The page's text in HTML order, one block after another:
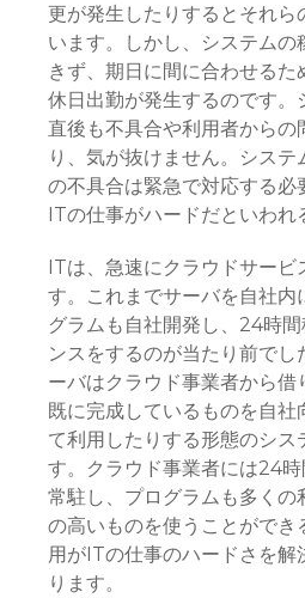
更が発生したりするとそれら
います。しかし、システム
きず、期日に間に合わせる
休日出勤が発生するのです。
直後も不具合や利用者からの
り、気が抜けません。システ
の不具合は緊急で対応する必
ITの仕事がハードだといわれ
ITは、急速にクラウドサービ
す。これまでサーバを自社内
グラムも自社開発し、24時
ンスをするのが当たり前で
ーバはクラウド事業者から
既に完成しているものを自社
て利用したりする形態のシス
す。クラウド事業者には24
常駐し、プログラムも多くの
の高いものを使うことができ
用がITの仕事のハードさを解
ります。